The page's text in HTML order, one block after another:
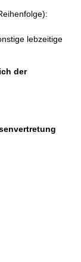
lebzeitige
der